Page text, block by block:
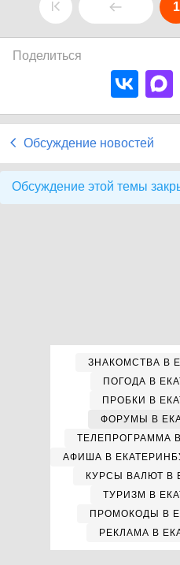
1
Поделиться
Обсуждение новостей
Обсуждение этой темы
ЗНАКОМСТВА В
ПОГОДА В
ПРОБКИ В
ФОРУМЫ В
ТЕЛЕПРОГРАММА
АФИША В
КУРСЫ ВАЛЮТ В
ТУРИЗМ В
ПРОМОКОДЫ В
РЕКЛАМА В